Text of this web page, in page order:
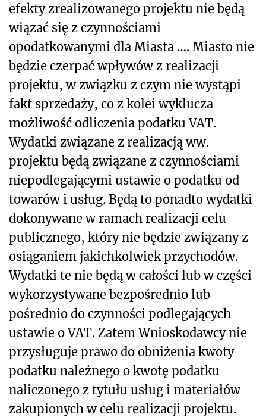
efekty zrealizowanego projektu nie będą
wiązać się z czynnościami
opodatkowanymi dla Miasta …. Miasto nie
będzie czerpać wpływów z realizacji
projektu, w związku z czym nie wystąpi
fakt sprzedaży, co z kolei wyklucza
możliwość odliczenia podatku VAT.
Wydatki związane z realizacją ww.
projektu będą związane z czynnościami
niepodlegającymi ustawie o podatku od
towarów i usług. Będą to ponadto wydatki
dokonywane w ramach realizacji celu
publicznego, który nie będzie związany z
osiąganiem jakichkolwiek przychodów.
Wydatki te nie będą w całości lub w części
wykorzystywane bezpośrednio lub
pośrednio do czynności podlegających
ustawie o VAT. Zatem Wnioskodawcy nie
przysługuje prawo do obniżenia kwoty
podatku należnego o kwotę podatku
naliczonego z tytułu usług i materiałów
zakupionych w celu realizacji projektu.